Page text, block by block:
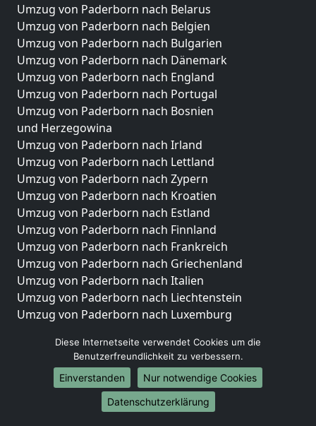
Umzug von Paderborn nach Belarus
Umzug von Paderborn nach Belgien
Umzug von Paderborn nach Bulgarien
Umzug von Paderborn nach Dänemark
Umzug von Paderborn nach England
Umzug von Paderborn nach Portugal
Umzug von Paderborn nach Bosnien
und Herzegowina
Umzug von Paderborn nach Irland
Umzug von Paderborn nach Lettland
Umzug von Paderborn nach Zypern
Umzug von Paderborn nach Kroatien
Umzug von Paderborn nach Estland
Umzug von Paderborn nach Finnland
Umzug von Paderborn nach Frankreich
Umzug von Paderborn nach Griechenland
Umzug von Paderborn nach Italien
Umzug von Paderborn nach Liechtenstein
Umzug von Paderborn nach Luxemburg
Umzug von Paderborn nach Norwegen
Umzüge-Deutschlandweit
Umzug von Paderborn nach Berlin
Umzug von Paderborn nach Hamburg
Diese Internetseite verwendet Cookies um die
Benutzerfreundlichkeit zu verbessern.
Einverstanden
Nur notwendige Cookies
Datenschutzerklärung